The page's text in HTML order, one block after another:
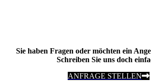
Sie haben Fragen oder möchten ein
Schreiben Sie uns doch
ANFRAGE STELLEN